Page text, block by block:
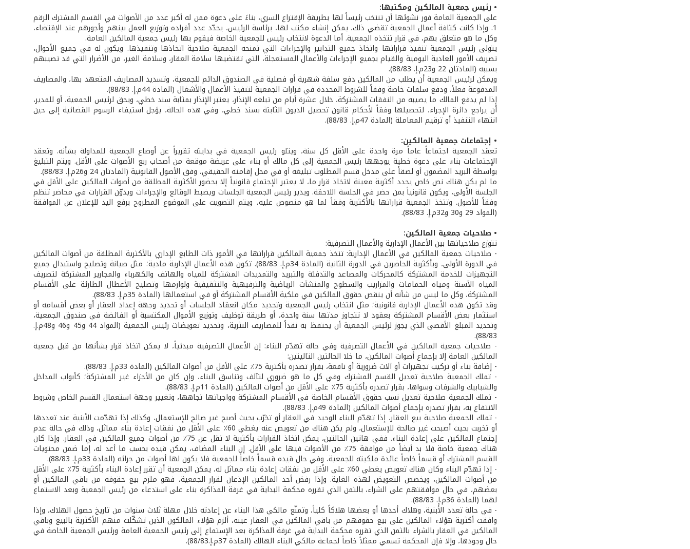
• رئيس جمعية المالكين ومكتبها:
على الجمعية العامة فور نشوئها أن تنتخب رئيساً لها بطريقة الإقتراع السري، بناءً على دعوة ممن له أكبر عدد من الأصوات في القسم المشترك الرقم
1. وإذا كانت كثافة أعمال الجمعية تقضي ذلك، يمكن إنشاء مكتب لها، برئاسة الرئيس، يحدّد عدد أفراده وتوزيع العمل بينهم وأجورهم عند الإقتضاء،
وكل ما هو متعلق بهم، في قرار تتخذه الجمعية. أما الدعوة لانتخاب رئيس للجمعية الخاصة فيقوم بها رئيس جمعية المالكين العامة.
يتولى رئيس الجمعية تنفيذ قراراتها واتخاذ جميع التدابير والإجراءات التي تمنحه الجمعية صلاحية اتخاذها وتنفيذها. ويكون له في جميع الأحوال،
تصريف الأمور العادية اليومية والقيام بجميع الإجراءات والأعمال المستعجلة، التي تقتضيها سلامة العقار، وسلامة الغير، من الأضرار التي قد تصيبهم
بسببه (المادتان 22 و23م.إ. 88/83).
ويمكن لرئيس الجمعية أن يطلب من المالكين دفع سلفة شهرية أو فصلية في الصندوق الدائم للجمعية، وتسديد المصاريف المتعهد بها، والمصاريف
المدفوعة فعلاً، ودفع سلفات خاصة وفقاً للشروط المحددة في قرارات الجمعية لتنفيذ الأعمال والأشغال (المادة 44م.إ. 88/83).
إذا لم يدفع المالك ما يصيبه من النفقات المشتركة، خلال عشرة أيام من تبلغه الإنذار، يعتبر الإنذار بمثابة سند خطي، ويحق لرئيس الجمعية، أو للمدير،
أن يراجع دائرة الإجراء، لتحصيلها وفقاً لأحكام قانون تحصيل الديون الثابتة بسند خطي، وفي هذه الحالة، يؤجل استيفاء الرسوم القضائية إلى حين
انتهاء التنفيذ أو ترقيم المعاملة (المادة 47م.إ. 88/83).
• إجتماعات جمعية المالكين:
تعقد الجمعية اجتماعاً عاماً مرة واحدة على الأقل كل سنة، ويتلو رئيس الجمعية في بدايته تقريراً عن أوضاع الجمعية للمداولة بشأنه. وتعقد
الإجتماعات بناء على دعوة خطية يوجهها رئيس الجمعية إلى كل مالك أو بناء على عريضة موقعة من أصحاب ربع الأصوات على الأقل. ويتم التبليغ
بواسطة البريد المضمون أو لصقاً على مدخل قسم المطلوب تبليغه أو في محل إقامته الحقيقي، وفق الأصول القانونية (المادتان 24 و26م.إ. 88/83).
ما لم يكن هناك نص خاص يحدد أكثرية معينة لاتخاذ قرار ما، لا يعتبر الإجتماع قانونياً إلا بحضور الأكثرية المطلقة من أصوات المالكين على الأقل في
الجلسة الأولى، ويكون قانونياً بمن حضر في الجلسة اللاحقة. ويدير رئيس الجمعية الجلسات ويضبط الوقائع والإجراءات ويدوّن القرارات في محاضر تنظم
وفقاً للأصول. وتتخذ الجمعية قراراتها بالأكثرية وفقاً لما هو منصوص عليه، ويتم التصويت على الموضوع المطروح برفع اليد للإعلان عن الموافقة
(المواد 29 و30 و32م.إ. 88/83).
• صلاحيات جمعية المالكين:
تتوزع صلاحياتها بين الأعمال الإدارية والأعمال التصرفية:
- صلاحيات جمعية المالكين في الأعمال الإدارية: تتخذ جمعية المالكين قراراتها في الأمور ذات الطابع الإداري بالأكثرية المطلقة من أصوات المالكين
في الدورة الأولى، وبأكثرية الحاضرين في الدورة الثانية (المادة 34م.إ. 88/83). تكون هذه الأعمال الإدارية مادية؛ مثل صيانة وتصليح واستبدال جميع
التجهيزات للخدمة المشتركة كالمحركات والمصاعد والتدفئة والتبريد والتمديدات المشتركة للمياه والهاتف والكهرباء والمجارير المشتركة لتصريف
المياه الآسنة ومياه الحمامات والمزاريب والسطوح والمنشآت الرياضية والترفيهية والتثقيفية ولوازمها وتصليح الأعطال الطارئة على الأقسام
المشتركة، وكل ما ليس من شأنه أن ينقص حقوق المالكين في ملكية الأقسام المشتركة أو في استعمالها (المادة 35م.إ. 88/83).
وقد تكون هذه الأعمال الإدارية قانونية؛ مثل انتخاب رئيس الجمعية وتحديد مكان انعقاد الجلسات أو تحديد وجهة إعداد العقار أو بعض أقسامه أو
استثمار بعض الأقسام المشتركة بعقود لا تتجاوز مدتها سنة واحدة، أو طريقة توظيف وتوزيع الأموال المكتسبة أو الفائضة في صندوق الجمعية،
وتحديد المبلغ الأقصى الذي يجوز لرئيس الجمعية أن يحتفظ به نقداً للمصاريف النثرية، وتحديد تعويضات رئيس الجمعية (المواد 44 و45 و46 و48م.إ.
88/83).
- صلاحيات جمعية المالكين في الأعمال التصرفية وفي حالة تهدّم البناء: إن الأعمال التصرفية مبدئياً، لا يمكن اتخاذ قرار بشأنها من قبل جمعية
المالكين العامة إلا بإجماع أصوات المالكين، ما خلا الحالتين التاليتين:
- إضافة بناء أو تركيب تجهيزات أو آلات ضرورية أو نافعة، بقرار تصدره بأكثرية 75٪ على الأقل من أصوات المالكين (المادة 33م.إ. 88/83).
- تملك الجمعية صلاحية تعديل القسم المشترك وفي كل ما هو ضروري لتآلف وتناسق البناء، وإن كان من الأجزاء غير المشتركة؛ كأبواب المداخل
والشبابيك والشرفات وسواها، بقرار تصدره بأكثرية 75٪ على الأقل من أصوات المالكين (المادة 11م.إ. 88/83).
- تملك الجمعية صلاحية تعديل نسب حقوق الأقسام الخاصة في الأقسام المشتركة وواجباتها تجاهها، وتغيير وجهة استعمال القسم الخاص وشروط
الانتفاع به، بقرار تصدره بإجماع أصوات المالكين (المادة 49م.إ. 88/83).
- تملك الجمعية صلاحية بيع العقار، إذا تهدّم البناء الوحيد في العقار أو تخرّب بحيث أصبح غير صالح للإستعمال، وكذلك إذا تهدّمت الأبنية عند تعددها
أو تخربت بحيث أصبحت غير صالحة للإستعمال، ولم يكن هناك من تعويض عنه يغطي 60٪ على الأقل من نفقات إعادة بناء مماثل، وذلك في حالة عدم
إجتماع المالكين على إعادة البناء. ففي هاتين الحالتين، يمكن اتخاذ القرارات بأكثرية لا تقل عن 75٪ من أصوات جميع المالكين في العقار. وإذا كان
هناك جمعية خاصة فلا بد أيضاً من موافقة 75٪ من الأصوات فيها على الأقل. إن البناء المضاف، يمكن قيده بحسب ما أعد له، إما ضمن محتويات
القسم المشترك أو قسماً خاصاً عائدة ملكيته للجمعية، وفي حال قيده قسماً خاصاً للجمعية فلا يكون لها أصوات من جرائه (المادة 33م.إ. 88/83).
- إذا تهدّم البناء وكان هناك تعويض يغطي 60٪ على الأقل من نفقات إعادة بناء مماثل له، يمكن الجمعية أن تقرر إعادة البناء بأكثرية 75٪ على الأقل
من أصوات المالكين، ويخصص التعويض لهذه الغاية. وإذا رفض أحد المالكين الإذعان لقرار الجمعية، فهو ملزم بيع حقوقه من باقي المالكين أو
بعضهم، في حال موافقتهم على الشراء، بالثمن الذي تقرره محكمة البداية في غرفة المذاكرة بناء على استدعاء من رئيس الجمعية وبعد الاستماع
لهما (المادة 36م.إ. 88/83).
- في حالة تعدد الأبنية، وهلاك أحدها أو بعضها هلاكاً كلياً، وتمنّع مالكي هذا البناء عن إعادته خلال مهلة ثلاث سنوات من تاريخ حصول الهلاك، وإذا
وافقت أكثرية هؤلاء المالكين على بيع حقوقهم من باقي المالكين في العقار عينه، ألزم هؤلاء المالكون الذين تشكّلت منهم الأكثرية بالبيع وباقي
المالكين في العقار بالشراء بالثمن الذي تقرره محكمة البداية في غرفة المذاكرة بعد الإستماع إلى رئيس الجمعية العامة ورئيس الجمعية الخاصة في
حال وجودها، وإلا فإن المحكمة تسمي ممثلاً خاصاً لجماعة مالكي البناء الهالك (المادة 37م.إ.88/83).